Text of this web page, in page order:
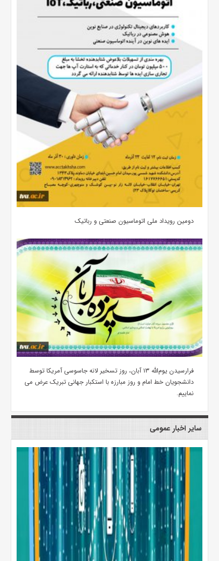
دومین رویداد ملی اتوماسیون صنعتی و رباتیک
فرارسیدن یوم‌الله ۱۳ آبان، روز تسخیر لانه جاسوسی آمریکا توسط
دانشجویان خط امام و روز مبارزه با استکبار جهانی تبریک عرض می
نماییم.
سایر اخبار عمومی